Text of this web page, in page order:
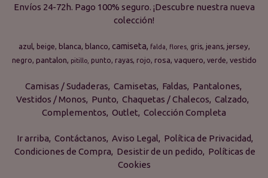
Envíos 24-72h. Pago 100% seguro. ¡Descubre nuestra nueva
colección!
azul beige blanca blanco camiseta falda flores gris jeans jersey
negro pantalon pitillo punto rayas rojo rosa vaquero verde vestido
Camisas / Sudaderas Camisetas Faldas
Pantalones
Vestidos / Monos
Punto Chaquetas / Chalecos Calzado
Complementos Outlet Colección Completa
Ir arriba Contáctanos Aviso Legal
Política de Privacidad
Condiciones de Compra
Desistir de un pedido
Políticas de
Cookies